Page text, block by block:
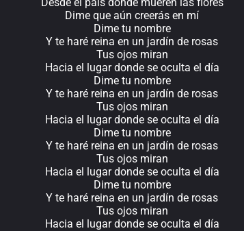
Dime que aún creerás en mí
Dime tu nombre
Y te haré reina en un jardín de rosas
Tus ojos miran
Hacia el lugar donde se oculta el día
Dime tu nombre
Y te haré reina en un jardín de rosas
Tus ojos miran
Hacia el lugar donde se oculta el día
Dime tu nombre
Y te haré reina en un jardín de rosas
Tus ojos miran
Hacia el lugar donde se oculta el día
Dime tu nombre
Y te haré reina en un jardín de rosas
Tus ojos miran
Hacia el lugar donde se oculta el día